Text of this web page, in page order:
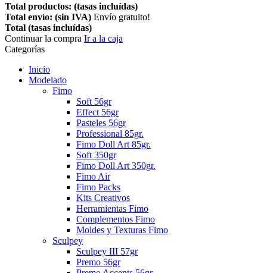
Total productos: (tasas incluídas)
Total envío: (sin IVA) Envío gratuito!
Total (tasas incluídas)
Continuar la compra Ir a la caja
Categorías
Inicio
Modelado
Fimo
Soft 56gr
Effect 56gr
Pasteles 56gr
Professional 85gr.
Fimo Doll Art 85gr.
Soft 350gr
Fimo Doll Art 350gr.
Fimo Air
Fimo Packs
Kits Creativos
Herramientas Fimo
Complementos Fimo
Moldes y Texturas Fimo
Sculpey
Sculpey III 57gr
Premo 56gr